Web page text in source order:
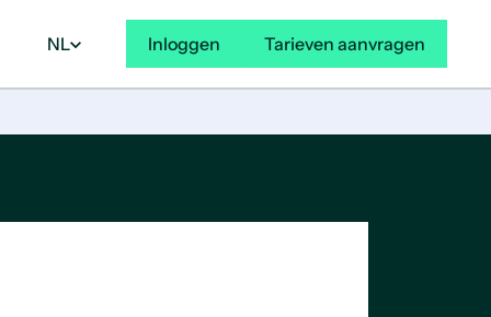
NL Inloggen Tarieven aanvragen